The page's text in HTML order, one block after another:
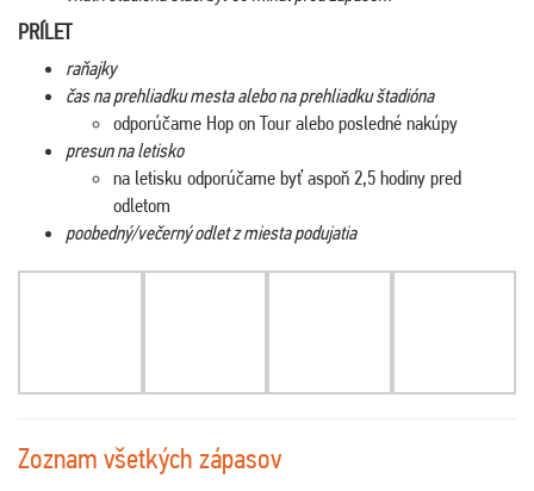
PRÍLET
raňajky
čas na prehliadku mesta alebo na prehliadku štadióna
odporúčame Hop on Tour alebo posledné nakúpy
presun na letisko
na letisku odporúčame byť aspoň 2,5 hodiny pred
odletom
poobedný/večerný odlet z miesta podujatia
Zoznam všetkých zápasov